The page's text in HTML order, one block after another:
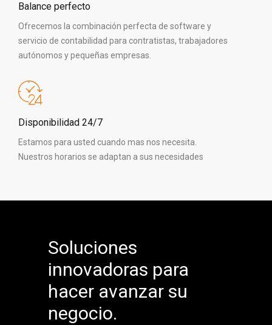
Balance perfecto
Ofrecemos la combinación perfecta de software y
servicio de contabilidad para contratistas, trabajadores
autónomos y pequeñas empresas.
Disponibilidad 24/7
Estamos para usted cuando mas nos necesita.
Nuestros horarios se adaptan a sus necesidades
Soluciones
innovadoras para
hacer avanzar su
negocio.